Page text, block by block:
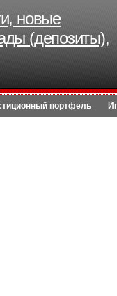
новые
(депозиты),
портфель